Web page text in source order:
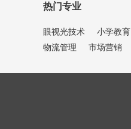
热门专业
眼视光技术 小学教育
物流管理
市场营销